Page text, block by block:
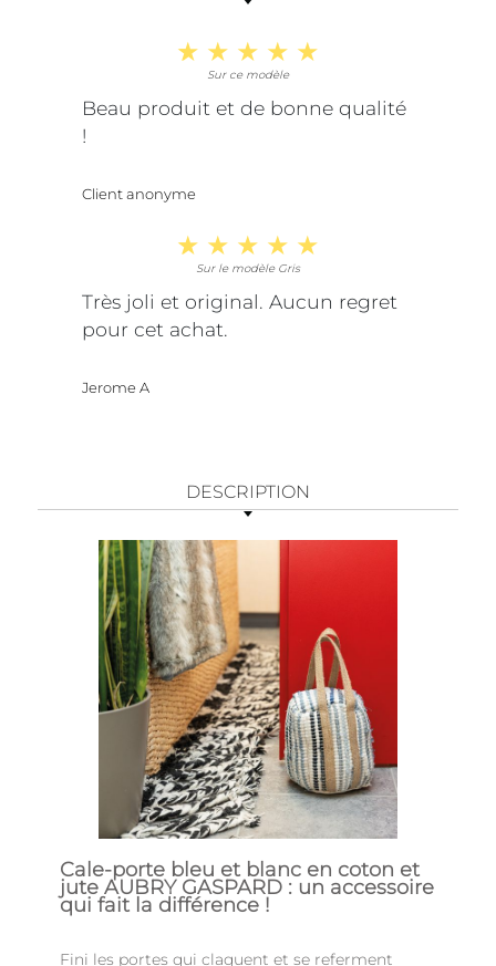
Sur ce modèle
Beau produit et de bonne qualité
!
Client anonyme
Sur le modèle Gris
Très joli et original. Aucun regret
pour cet achat.
Jerome A
DESCRIPTION
Cale-porte bleu et blanc en coton et
jute AUBRY GASPARD : un accessoire
qui fait la différence !
Fini les portes qui claquent et se referment